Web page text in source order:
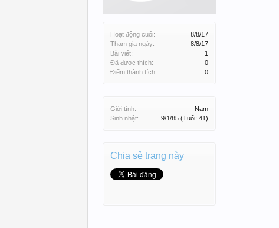
Hoạt động cuối:
8/8/17
Tham gia ngày:
8/8/17
Bài viết:
1
Đã được thích:
0
Điểm thành tích:
0
Giới tính:
Nam
Sinh nhật:
9/1/85 (Tuổi: 41)
Chia sẻ trang này